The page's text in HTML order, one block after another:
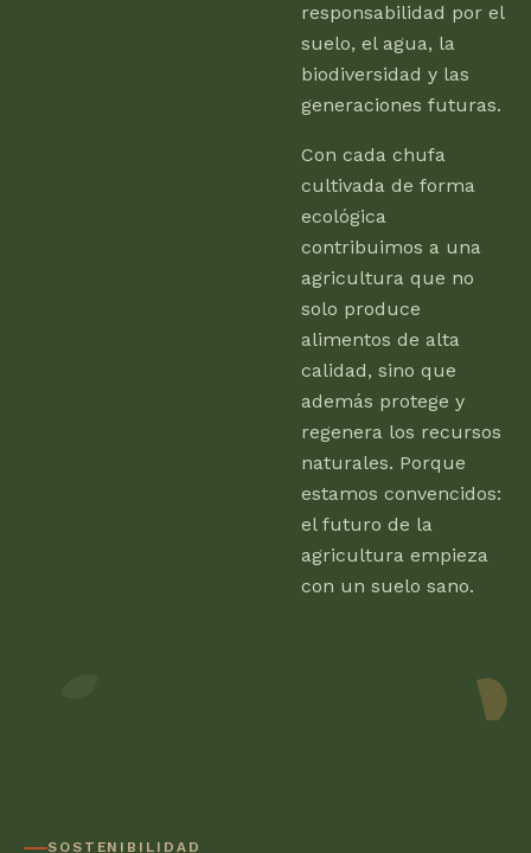
responsabilidad por el
suelo, el agua, la
biodiversidad y las
generaciones futuras.
Con cada chufa
cultivada de forma
ecológica
contribuimos a una
agricultura que no
solo produce
alimentos de alta
calidad, sino que
además protege y
regenera los recursos
naturales. Porque
estamos convencidos:
el futuro de la
agricultura empieza
con un suelo sano.
SOSTENIBILIDAD